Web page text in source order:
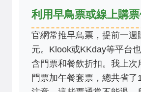
利用早鳥票或線上購
官網常推早鳥票，提前一週
元。Klook或KKday等平台
含門票和餐飲折扣。我上次
門票加午餐套票，總共省了